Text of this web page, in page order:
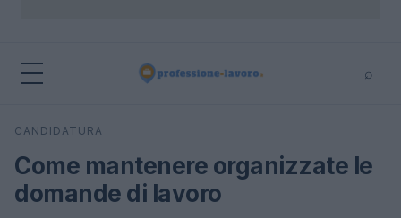
⌕
Cerca
CANDIDATURA
Come mantenere organizzate le
domande di lavoro